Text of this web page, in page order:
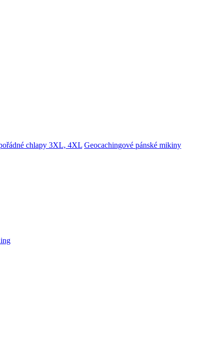
chlapy 3XL, 4XL Geocachingové pánské mikiny